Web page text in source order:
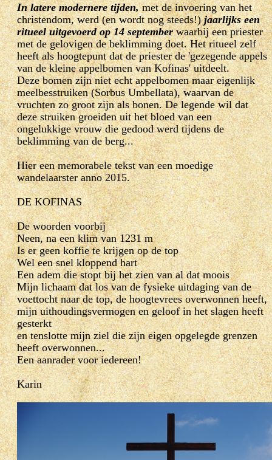
In latere modernere tijden,met de invoering van het
christendom, werd (en wordt nog steeds!)jaarlijks een
ritueel uitgevoerd op 14 septemberwaarbij een priester
met de gelovigen de beklimming doet. Het ritueel zelf
heeft als hoogtepunt dat de priester de 'gezegende appels
van de kleine appelbomen van Kofinas' uitdeelt.
Deze bomen zijn niet echt appelbomen maar eigenlijk
meelbesstruiken (Sorbus Umbellata), waarvan de
vruchten zo groot zijn als bonen. De legende wil dat
deze struiken groeiden uit het bloed van een
ongelukkige vrouw die gedood werd tijdens de
beklimming van de berg...
Hier een memorabele tekst van een moedige
wandelaarster anno 2015.
DE KOFINAS
De woorden voorbij
Neen, na een klim van 1231 m
Is er geen koffie te krijgen op de top
Wel een snel kloppend hart
Een adem die stopt bij het zien van al dat moois
Mijn lichaam dat los van de fysieke uitdaging van de
voettocht naar de top, de hoogtevrees overwonnen heeft,
mijn uithoudingsvermogen en geloof in het slagen heeft
gesterkt
en tenslotte mijn ziel die zijn eigen opgelegde grenzen
heeft overwonnen...
Een aanrader voor iedereen!
Karin